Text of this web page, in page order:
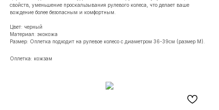
свойств, уменьшение проскальзывания рулевого колеса, что делает ваше
вождение более безопасным и комфортным.
Цвет: черный
Материал: экокожа
Размер: Оплетка подходит на рулевое колесо с диаметром 36-39см (размер М).
Оплетка: кожзам